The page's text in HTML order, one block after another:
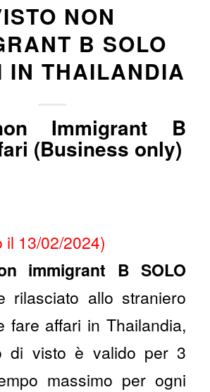
NON
B SOLO
IN THAILANDIA
Immigrant B
(Business only)
il 13/02/2024)
immigrant B SOLO
rilasciato allo straniero
fare affari in Thailandia,
di visto è valido per 3
massimo per ogni